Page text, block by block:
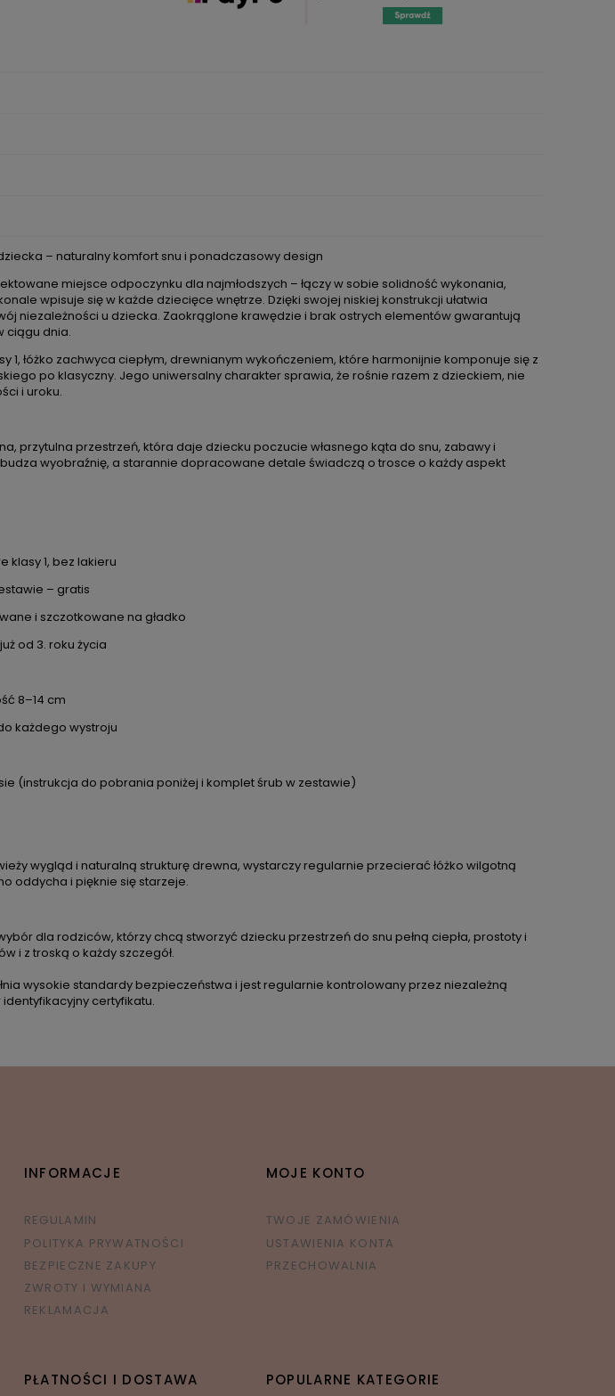
120,00 zł
Cena regularna:
309,00 zł
zawiera ewentualnych
– naturalny komfort snu i ponadczasowy design
miejsce odpoczynku dla najmłodszych – łączy w sobie solidność wykonania,
wpisuje się w każde dziecięce wnętrze. Dzięki swojej niskiej konstrukcji ułatwia
niezależności u dziecka. Zaokrąglone krawędzie i brak ostrych elementów gwarantują
ciągu dnia.
1, łóżko zachwyca ciepłym, drewnianym wykończeniem, które harmonijnie komponuje się z
po klasyczny. Jego uniwersalny charakter sprawia, że rośnie razem z dzieckiem, nie
i uroku.
przytulna przestrzeń, która daje dziecku poczucie własnego kąta do snu, zabawy i
wyobraźnię, a starannie dopracowane detale świadczą o trosce o każdy aspekt
klasy 1, bez lakieru
– gratis
i szczotkowane na gładko
od 3. roku życia
8–14 cm
każdego wystroju
(instrukcja do pobrania poniżej i komplet śrub w zestawie)
wygląd i naturalną strukturę drewna, wystarczy regularnie przecierać łóżko wilgotną
oddycha i pięknie się starzeje.
dla rodziców, którzy chcą stworzyć dziecku przestrzeń do snu pełną ciepła, prostoty i
i z troską o każdy szczegół.
wysokie standardy bezpieczeństwa i jest regularnie kontrolowany przez niezależną
identyfikacyjny certyfikatu.
INFORMACJE
REGULAMIN
POLITYKA PRYWATNOŚCI
BEZPIECZNE ZAKUPY
ZWROTY I WYMIANA
REKLAMACJA
MOJE KONTO
TWOJE ZAMÓWIENIA
USTAWIENIA KONTA
PRZECHOWALNIA
PŁATNOŚCI I DOSTAWA POPULARNE KATEGORIE